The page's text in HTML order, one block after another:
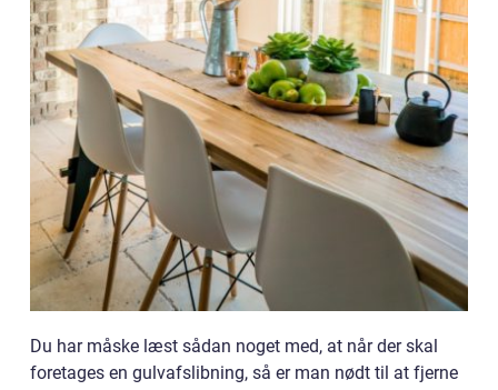
Du har måske læst sådan noget med, at når der skal
foretages en gulvafslibning, så er man nødt til at fjerne